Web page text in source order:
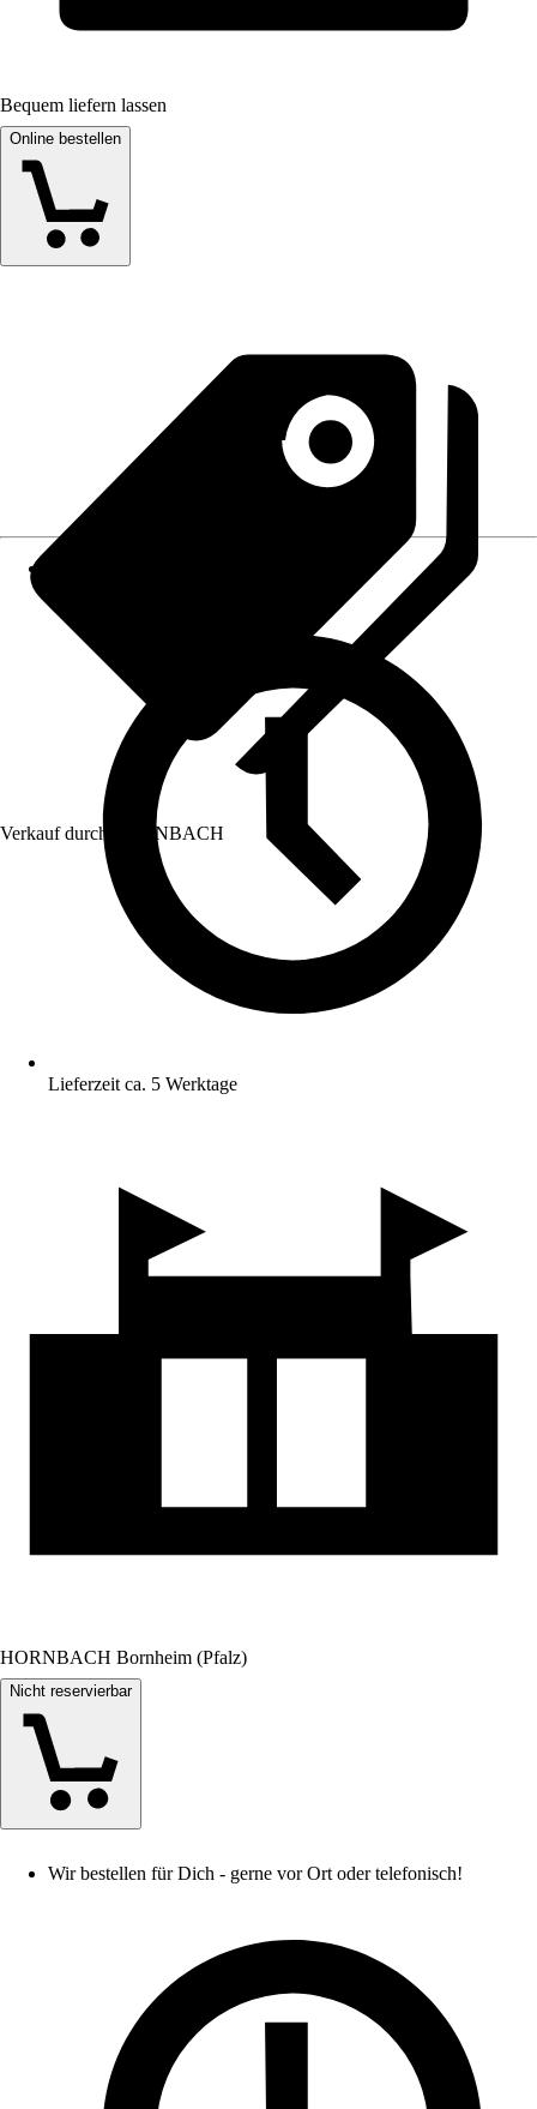
Bequem liefern lassen
Online bestellen
Verkauf durch: HORNBACH
Lieferzeit ca. 5 Werktage
HORNBACH Bornheim (Pfalz)
Nicht reservierbar
Wir bestellen für Dich - gerne vor Ort oder telefonisch!